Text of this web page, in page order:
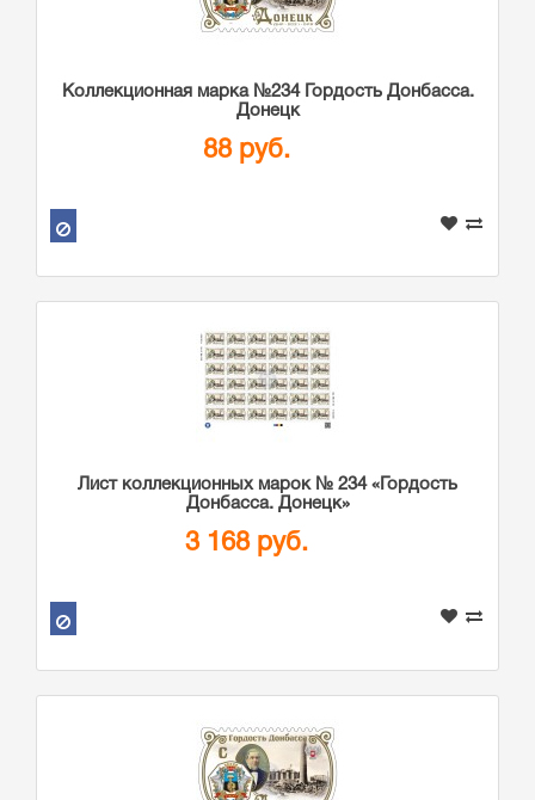
Коллекционная марка №234 Гордость Донбасса.
Донецк
88 руб.
Лист коллекционных марок № 234 «Гордость
Донбасса. Донецк»
3 168 руб.